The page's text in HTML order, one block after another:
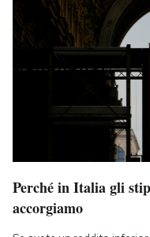
Perché in Italia gli
accorgiamo